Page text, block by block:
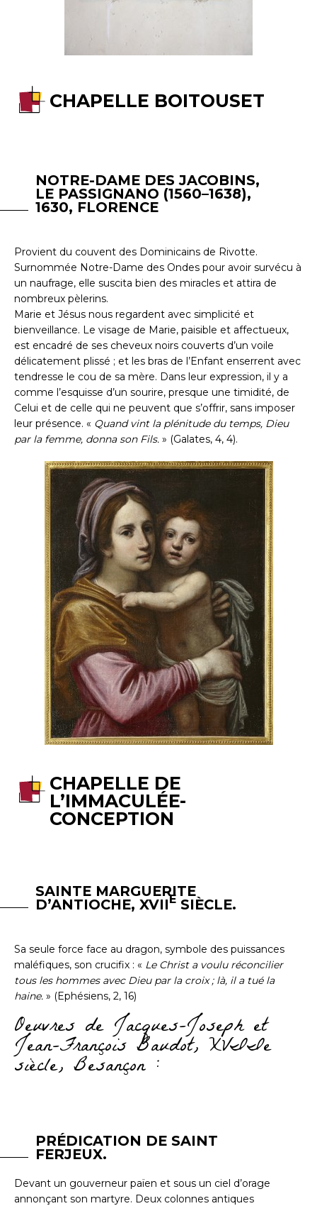
CHAPELLE BOITOUSET
NOTRE-DAME DES JACOBINS,
LE PASSIGNANO (1560–1638),
1630, FLORENCE
Provient du couvent des Dominicains de Rivotte.
Surnommée Notre-Dame des Ondes pour avoir survécu à
un naufrage, elle suscita bien des miracles et attira de
nombreux pèlerins.
Marie et Jésus nous regardent avec simplicité et
bienveillance. Le visage de Marie, paisible et affectueux,
est encadré de ses cheveux noirs couverts d’un voile
délicatement plissé ; et les bras de l’Enfant enserrent avec
tendresse le cou de sa mère. Dans leur expression, il y a
comme l’esquisse d’un sourire, presque une timidité, de
Celui et de celle qui ne peuvent que s’offrir, sans imposer
leur présence. « Quand vint la plénitude du temps, Dieu
par la femme, donna son Fils. » (Galates, 4, 4).
CHAPELLE DE
L’IMMACULÉE-
CONCEPTION
SAINTE MARGUERITE
D’ANTIOCHE, XVIIE SIÈCLE.
Sa seule force face au dragon, symbole des puissances
maléfiques, son crucifix : « Le Christ a voulu réconcilier
tous les hommes avec Dieu par la croix ; là, il a tué la
haine. » (Ephésiens, 2, 16)
Oeuvres de Jacques-Joseph et
Jean-François Baudot, XVIIe
siècle, Besançon :
PRÉDICATION DE SAINT
FERJEUX.
Devant un gouverneur païen et sous un ciel d’orage
annonçant son martyre. Deux colonnes antiques